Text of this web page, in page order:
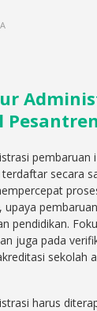
secara
upaya
pendidikan.
juga pada
sekolah
harus